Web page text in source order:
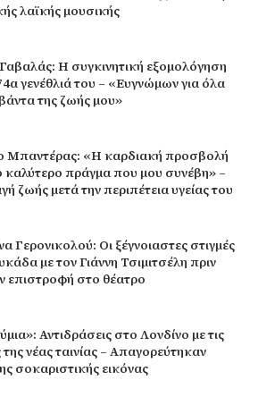
λαϊκής μουσικής
Η συγκινητική εξομολόγηση
γενέθλιά του – «Ευγνώμων για όλα
της ζωής μου»
Μπαντέρας: «Η καρδιακή προσβολή
καλύτερο πράγμα που μου συνέβη» –
ζωής μετά την περιπέτεια υγείας του
Γερονικολού: Οι ξέγνοιαστες στιγμές
με τον Γιάννη Τσιμιτσέλη πριν
επιστροφή στο θέατρο
Αντιδράσεις στο Λονδίνο με τις
νέας ταινίας – Απαγορεύτηκαν
σοκαριστικής εικόνας